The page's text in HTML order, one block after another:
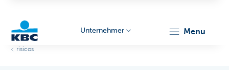
Unternehmer menu
risicos